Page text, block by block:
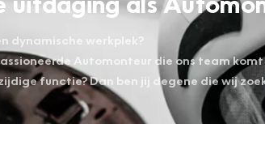
dynamische werkplek?
Automonteur die ons team
functie? Dan ben jij degene die wij